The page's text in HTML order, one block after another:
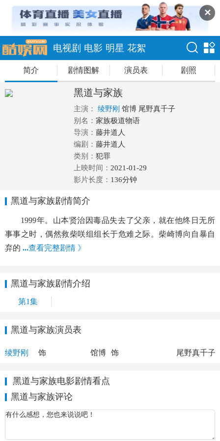
✕
电视剧 电影 明星 花絮
简介 剧情图解 演员表 剧照
黑道与家族
主演： 绫野刚 馆博 尾野真千子
别名： 家族极道物语
导演： 藤井道人
编剧： 藤井道人
类别： 犯罪
上映时间： 2021-01-29
影片长度： 136分钟
黑道与家族剧情简介
1999年。山本贤治因毒品失去了父亲，就在他终日无所
事事之时，偶然救柴咲组组长于危难之际。柴崎博向自暴自
弃的 ...查看完整剧情 》
黑道与家族剧情介绍
第1集
黑道与家族演员表
山本贤治
绫野刚
饰
馆博
饰
尾野真千子
黑道与家族电影剧情看点
黑道与家族评论